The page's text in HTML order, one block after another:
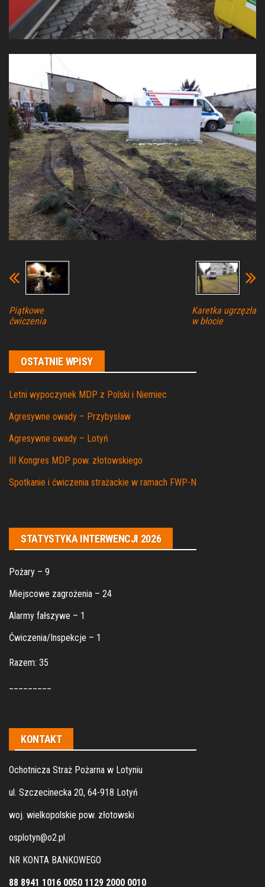
Piątkowe
ćwiczenia
Karetka ugrzęzła
w błocie
OSTATNIE WPISY
Letni wypoczynek MDP z Polski i Niemiec
Agresywne owady – Przybysław
Agresywne owady – Lotyń
III Kongres MDP pow. złotowskiego
Spotkanie i ćwiczenia strażackie w ramach FWP-N
STATYSTYKA INTERWENCJI 2026
Pożary – 9
Miejscowe zagrożenia – 24
Alarmy fałszywe – 1
Ćwiczenia/Inspekcje – 1
Razem: 35
KONTAKT
Ochotnicza Straż Pożarna w Lotyniu
ul. Szczecinecka 20, 64-918 Lotyń
woj. wielkopolskie pow. złotowski
osplotyn@o2.pl
NR KONTA BANKOWEGO
88 8941 1016 0050 1129 2000 0010